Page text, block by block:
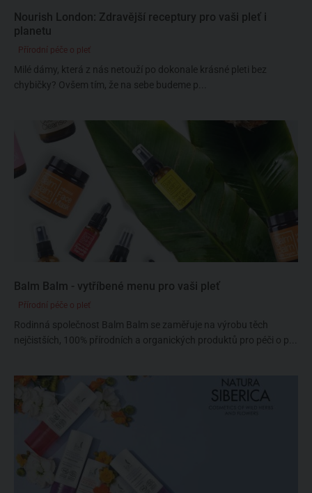
Nourish London: Zdravější receptury pro vaši pleť i
planetu
Přírodní péče o pleť
Milé dámy, která z nás netouží po dokonale krásné pleti bez
chybičky? Ovšem tím, že na sebe budeme p...
Balm Balm - vytříbené menu pro vaši pleť
Přírodní péče o pleť
Rodinná společnost Balm Balm se zaměřuje na výrobu těch
nejčistších, 100% přírodních a organických produktů pro péči o p...